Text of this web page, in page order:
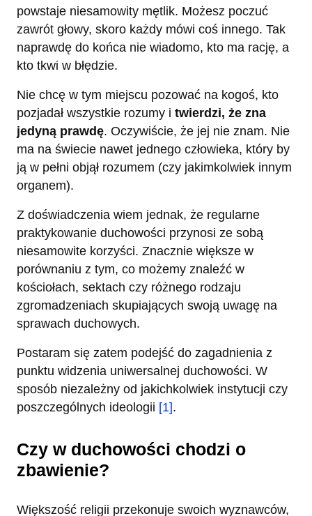
powstaje niesamowity mętlik. Możesz poczuć
zawrót głowy, skoro każdy mówi coś innego. Tak
naprawdę do końca nie wiadomo, kto ma rację, a
kto tkwi w błędzie.
Nie chcę w tym miejscu pozować na kogoś, kto
pozjadał wszystkie rozumy i twierdzi, że zna
jedyną prawdę. Oczywiście, że jej nie znam. Nie
ma na świecie nawet jednego człowieka, który by
ją w pełni objął rozumem (czy jakimkolwiek innym
organem).
Z doświadczenia wiem jednak, że regularne
praktykowanie duchowości przynosi ze sobą
niesamowite korzyści. Znacznie większe w
porównaniu z tym, co możemy znaleźć w
kościołach, sektach czy różnego rodzaju
zgromadzeniach skupiających swoją uwagę na
sprawach duchowych.
Postaram się zatem podejść do zagadnienia z
punktu widzenia uniwersalnej duchowości. W
sposób niezależny od jakichkolwiek instytucji czy
poszczególnych ideologii [1].
Czy w duchowości chodzi o
zbawienie?
Większość religii przekonuje swoich wyznawców,